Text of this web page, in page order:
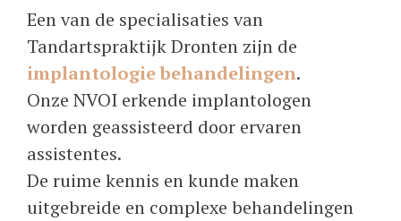
Een van de specialisaties van
Tandartspraktijk Dronten zijn de
implantologie behandelingen.
Onze NVOI erkende implantologen
worden geassisteerd door ervaren
assistentes.
De ruime kennis en kunde maken
uitgebreide en complexe behandelingen